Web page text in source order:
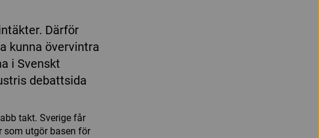
Därför
kunna övervintra
i Svenskt
debattsida
takt. Sverige får
som utgör basen för